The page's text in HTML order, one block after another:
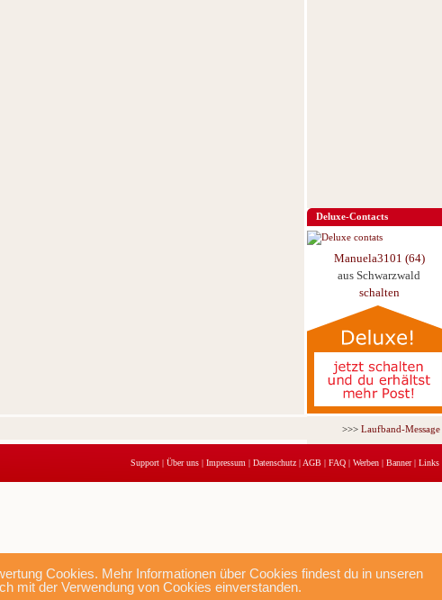
Cookies. Mehr Informationen über Cookies findest du in unseren
mit der Verwendung von Cookies einverstanden.
Deluxe-Contacts
Manuela3101 (64)
aus Schwarzwald
schalten
>>>Laufband-Message
Support | Über uns | Impressum | Datenschutz | AGB | FAQ | Werben | Banner| Links